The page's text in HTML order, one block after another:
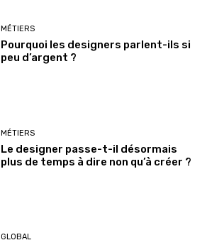
MÉTIERS
Pourquoi les designers parlent-ils si
peu d’argent ?
MÉTIERS
Le designer passe-t-il désormais
plus de temps à dire non qu’à créer ?
GLOBAL